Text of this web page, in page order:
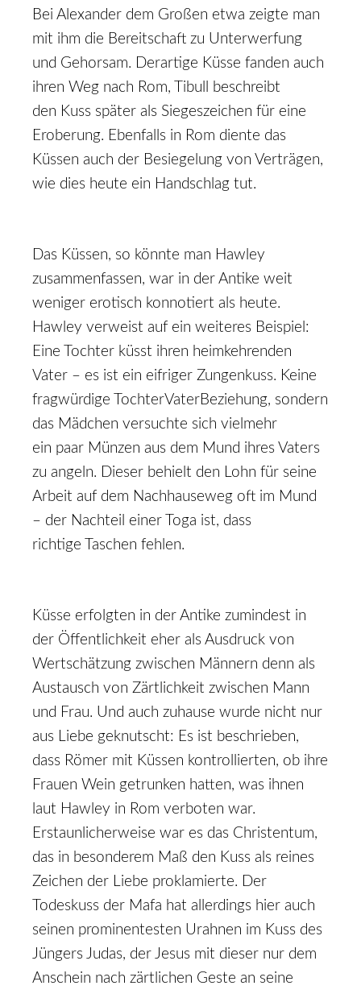
Bei Alexander dem Großen etwa zeigte man
mit ihm die Bereitschaft zu Unterwerfung
und Gehorsam. Derartige Küsse fanden auch
ihren Weg nach Rom, Tibull beschreibt
den Kuss später als Siegeszeichen für eine
Eroberung. Ebenfalls in Rom diente das
Küssen auch der Besiegelung von Verträgen,
wie dies heute ein Handschlag tut.
Das Küssen, so könnte man Hawley
zusammenfassen, war in der Antike weit
weniger erotisch konnotiert als heute.
Hawley verweist auf ein weiteres Beispiel:
Eine Tochter küsst ihren heimkehrenden
Vater – es ist ein eifriger Zungenkuss. Keine
fragwürdige Tochter­Vater­Beziehung, sondern
das Mädchen versuchte sich vielmehr
ein paar Münzen aus dem Mund ihres Vaters
zu angeln. Dieser behielt den Lohn für seine
Arbeit auf dem Nachhauseweg oft im Mund
– der Nachteil einer Toga ist, dass
richtige Taschen fehlen.
Küsse erfolgten in der Antike zumindest in
der Öffentlichkeit eher als Ausdruck von
Wertschätzung zwischen Männern denn als
Austausch von Zärtlichkeit zwischen Mann
und Frau. Und auch zuhause wurde nicht nur
aus Liebe geknutscht: Es ist beschrieben,
dass Römer mit Küssen kontrollierten, ob ihre
Frauen Wein getrunken hatten, was ihnen
laut Hawley in Rom verboten war.
Erstaunlicherweise war es das Christentum,
das in besonderem Maß den Kuss als reines
Zeichen der Liebe proklamierte. Der
Todeskuss der Mafa hat allerdings hier auch
seinen prominentesten Urahnen im Kuss des
Jüngers Judas, der Jesus mit dieser nur dem
Anschein nach zärtlichen Geste an seine